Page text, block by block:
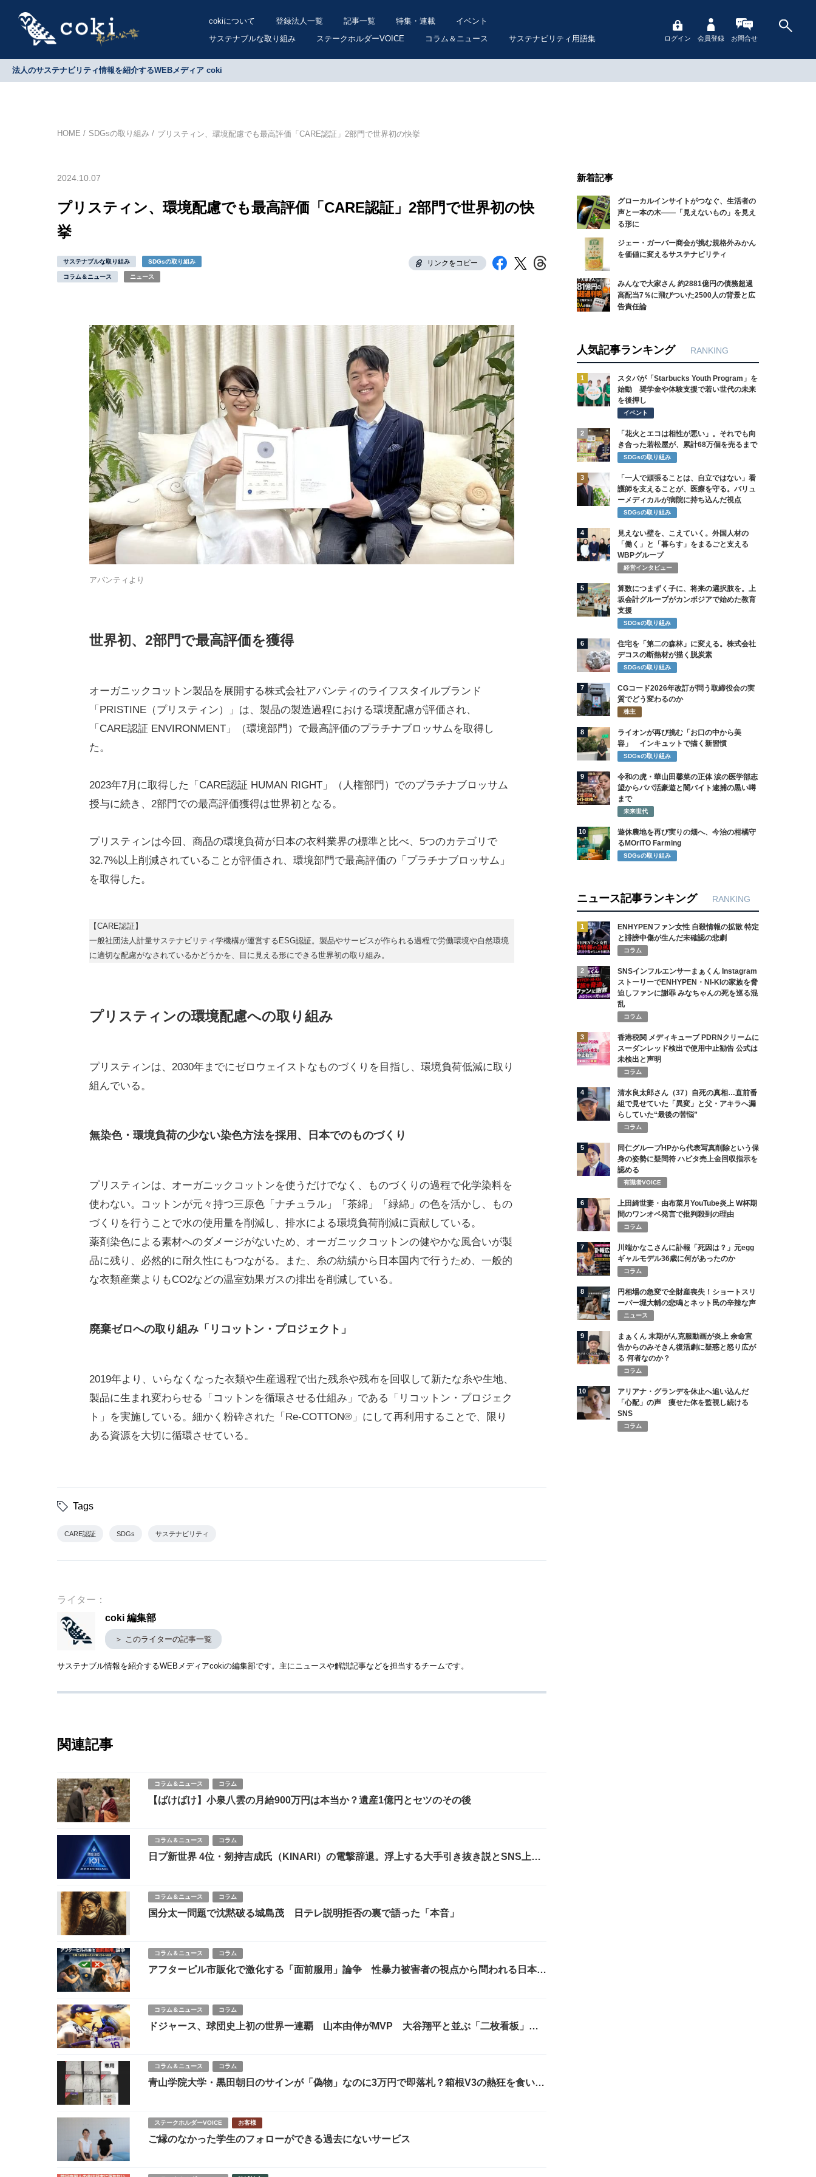
cokiについて 登録法人一覧 記事一覧 特集・連載
イベント
サステナブルな取り組み
ステークホルダーVOICE コラム＆ニュース サステナビリティ用語集 ログイン 会員登録 お問合せ
法人のサステナビリティ情報を紹介するWEBメディア coki
HOME SDGsの取り組み プリスティン、環境配慮でも最高評価「CARE認証」2部門で世界初の快挙
2024.10.07
プリスティン、環境配慮でも最高評価「CARE認証」2部門で世界初の快
挙
サステナブルな取り組み SDGsの取り組み
コラム＆ニュース ニュース
リンクをコピー
アバンティより
世界初、2部門で最高評価を獲得
オーガニックコットン製品を展開する株式会社アバンティのライフスタイルブランド
「PRISTINE（プリスティン）」は、製品の製造過程における環境配慮が評価され、
「CARE認証 ENVIRONMENT」（環境部門）で最高評価のプラチナブロッサムを取得し
た。
2023年7月に取得した「CARE認証 HUMAN RIGHT」（人権部門）でのプラチナブロッサム
授与に続き、2部門での最高評価獲得は世界初となる。
プリスティンは今回、商品の環境負荷が日本の衣料業界の標準と比べ、5つのカテゴリで
32.7%以上削減されていることが評価され、環境部門で最高評価の「プラチナブロッサム」
を取得した。
【CARE認証】
一般社団法人計量サステナビリティ学機構が運営するESG認証。製品やサービスが作られる過程で労働環境や自然環境
に適切な配慮がなされているかどうかを、目に見える形にできる世界初の取り組み。
プリスティンの環境配慮への取り組み
プリスティンは、2030年までにゼロウェイストなものづくりを目指し、環境負荷低減に取り
組んでいる。
無染色・環境負荷の少ない染色方法を採用、日本でのものづくり
プリスティンは、オーガニックコットンを使うだけでなく、ものづくりの過程で化学染料を
使わない。コットンが元々持つ三原色「ナチュラル」「茶綿」「緑綿」の色を活かし、もの
づくりを行うことで水の使用量を削減し、排水による環境負荷削減に貢献している。
薬剤染色による素材へのダメージがないため、オーガニックコットンの健やかな風合いが製
品に残り、必然的に耐久性にもつながる。また、糸の紡績から日本国内で行うため、一般的
な衣類産業よりもCO2などの温室効果ガスの排出を削減している。
廃棄ゼロへの取り組み「リコットン・プロジェクト」
2019年より、いらなくなった衣類や生産過程で出た残糸や残布を回収して新たな糸や生地、
製品に生まれ変わらせる「コットンを循環させる仕組み」である「リコットン・プロジェク
ト」を実施している。細かく粉砕された「Re-COTTON®」にして再利用することで、限り
ある資源を大切に循環させている。
Tags
CARE認証 SDGs サステナビリティ
ライター：
coki 編集部
＞ このライターの記事一覧
サステナブル情報を紹介するWEBメディアcokiの編集部です。主にニュースや解説記事などを担当するチームです。
関連記事
コラム＆ニュース コラム
【ばけばけ】小泉八雲の月給900万円は本当か？遺産1億円とセツのその後
コラム＆ニュース コラム
日プ新世界 4位・剱持吉成氏（KINARI）の電撃辞退。浮上する大手引き抜き説とSNS上の
コラム＆ニュース コラム
国分太一問題で沈黙破る城島茂 日テレ説明拒否の裏で語った「本音」
コラム＆ニュース コラム
アフターピル市販化で激化する「面前服用」論争 性暴力被害者の視点から問われる日本の
コラム＆ニュース コラム
ドジャース、球団史上初の世界一連覇 山本由伸がMVP 大谷翔平と並ぶ「二枚看板」が
コラム＆ニュース コラム
青山学院大学・黒田朝日のサインが「偽物」なのに3万円で即落札？箱根V3の熱狂を食い物
ステークホルダーVOICE お客様
ご縁のなかった学生のフォローができる過去にないサービス
新着記事
グローカルインサイトがつなぐ、生活者の
声と一本の木――「見えないもの」を見え
る形に
ジェー・ガーバー商会が挑む規格外みかん
を価値に変えるサステナビリティ
みんなで大家さん 約2881億円の債務超過
高配当7％に飛びついた2500人の背景と広
告責任論
人気記事ランキング RANKING
1
スタバが「Starbucks Youth Program」を
始動 奨学金や体験支援で若い世代の未来
を後押し
イベント
2
「花火とエコは相性が悪い」。それでも向
き合った若松屋が、累計68万個を売るまで
SDGsの取り組み
3
「一人で頑張ることは、自立ではない」看
護師を支えることが、医療を守る。バリュ
ーメディカルが病院に持ち込んだ視点
SDGsの取り組み
4
見えない壁を、こえていく。外国人材の
「働く」と「暮らす」をまるごと支える
WBPグループ
経営インタビュー
5
算数につまずく子に、将来の選択肢を。上
坂会計グループがカンボジアで始めた教育
支援
SDGsの取り組み
6
住宅を「第二の森林」に変える。株式会社
デコスの断熱材が描く脱炭素
SDGsの取り組み
7
CGコード2026年改訂が問う取締役会の実
質でどう変わるのか
株主
8
ライオンが再び挑む「お口の中から美
容」 インキュットで描く新習慣
SDGsの取り組み
9
令和の虎・華山田馨菜の正体 涙の医学部志
望からパパ活豪遊と闇バイト逮捕の黒い噂
まで
未来世代
10
遊休農地を再び実りの畑へ、今治の柑橘守
るMOriTO Farming
SDGsの取り組み
ニュース記事ランキング RANKING
1
ENHYPENファン女性 自殺情報の拡散 特定
と誹謗中傷が生んだ未確認の悲劇
コラム
2
SNSインフルエンサーまぁくん Instagram
ストーリーでENHYPEN・NI-KIの家族を脅
迫しファンに謝罪 みなちゃんの死を巡る混
乱
コラム
3
香港税関 メディキューブ PDRNクリームに
スーダンレッド検出で使用中止勧告 公式は
未検出と声明
コラム
4
清水良太郎さん（37）自死の真相…直前番
組で見せていた「異変」と父・アキラへ漏
らしていた“最後の苦悩”
コラム
5
同仁グループHPから代表写真削除という保
身の姿勢に疑問符 ハビタ売上金回収指示を
認める
有識者VOICE
6
上田綺世妻・由布菜月YouTube炎上 W杯期
間のワンオペ発言で批判殺到の理由
コラム
7
川端かなこさんに訃報「死因は？」元egg
ギャルモデル36歳に何があったのか
コラム
8
円相場の急変で全財産喪失！ショートスリ
ーパー堀大輔の悲鳴とネット民の辛辣な声
ニュース
9
まぁくん 末期がん克服動画が炎上 余命宣
告からのみそきん復活劇に疑惑と怒り広が
る 何者なのか？
コラム
10
アリアナ・グランデを休止へ追い込んだ
「心配」の声 痩せた体を監視し続ける
SNS
コラム